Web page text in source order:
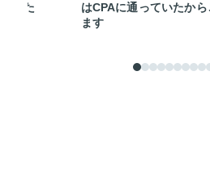
した
はCPAに通っていたか
ます